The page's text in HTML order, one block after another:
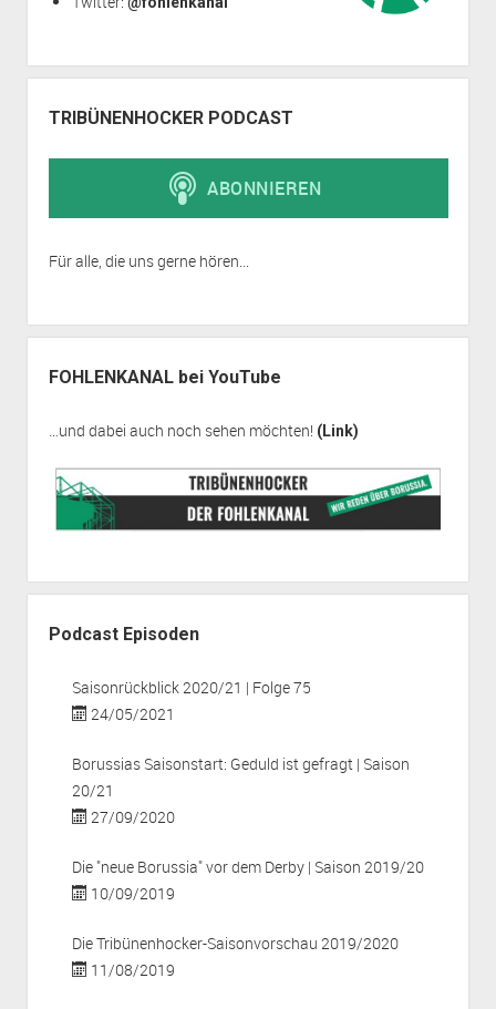
TRIBÜNENHOCKER PODCAST
Für alle, die uns gerne hören...
FOHLENKANAL bei YouTube
…und dabei auch noch sehen möchten! (Link)
Podcast Episoden
Saisonrückblick 2020/21 | Folge 75
24/05/2021
Borussias Saisonstart: Geduld ist gefragt | Saison
20/21
27/09/2020
Die "neue Borussia" vor dem Derby | Saison 2019/20
10/09/2019
Die Tribünenhocker-Saisonvorschau 2019/2020
11/08/2019